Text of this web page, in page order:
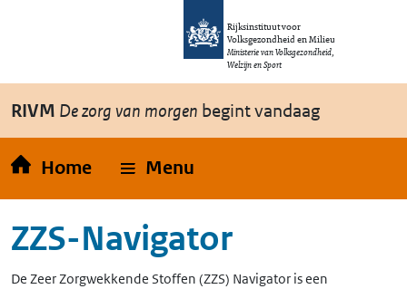
Overslaan en naar de inhoud gaan
Rijksinstituut voor
Volksgezondheid en Milieu
Ministerie van Volksgezondheid,
Welzijn en Sport
RIVM De zorg van morgen begint vandaag
Home Menu
ZZS-Navigator
De Zeer Zorgwekkende Stoffen (ZZS) Navigator is een